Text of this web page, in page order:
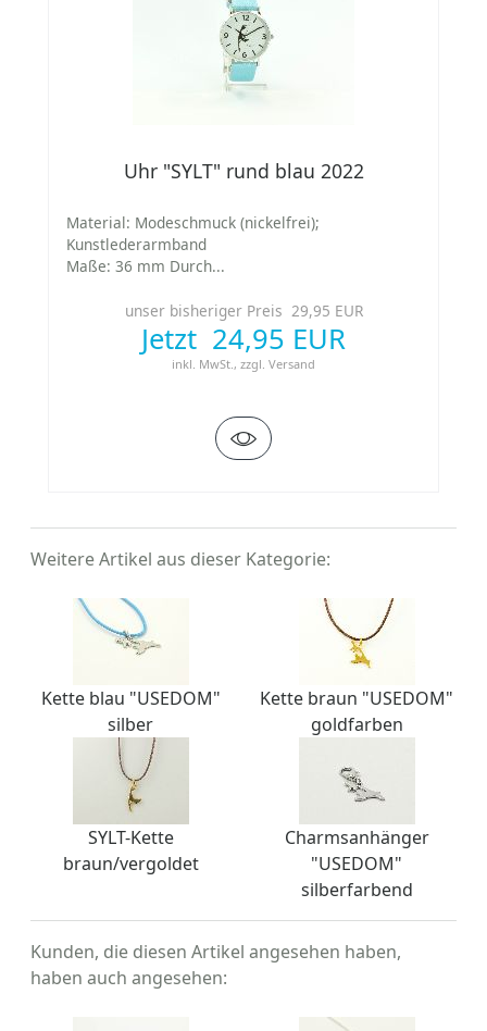
Uhr "SYLT" rund blau 2022
Material: Modeschmuck (nickelfrei);
Kunstlederarmband
Maße: 36 mm Durch...
unser bisheriger Preis 29,95 EUR
Jetzt 24,95 EUR
inkl. MwSt., zzgl. Versand
Weitere Artikel aus dieser Kategorie:
Kette blau "USEDOM"
silber
Kette braun "USEDOM"
goldfarben
SYLT-Kette
braun/vergoldet
Charmsanhänger
"USEDOM"
silberfarbend
Kunden, die diesen Artikel angesehen haben,
haben auch angesehen: